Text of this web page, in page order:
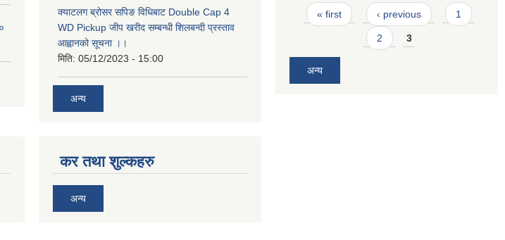
क्याटलग ब्रोसर सपिङ विधिबाट Double Cap 4
WD Pickup जीप खरीद सम्बन्धी शिलबन्दी प्रस्ताव
आह्वानको सूचना ।।
मिति: 05/12/2023 - 15:00
अन्य
Pages
« first ‹ previous 1
2 3
अन्य
कर तथा शुल्कहरु
अन्य